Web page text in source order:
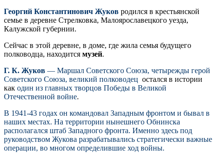
Георгий Константинович Жуков родился в крестьянской
семье в деревне Стрелковка, Малоярославецкого уезда,
Калужской губернии.
Сейчас в этой деревне, в доме, где жила семья будущего
полководца, находится музей.
Г. К. Жуков — Маршал Советского Союза, четырежды герой
Советского Союза, великий полководец остался в истории
как один из главных творцов Победы в Великой
Отечественной войне.
В 1941-43 годах он командовал Западным фронтом и бывал в
наших местах. На территории нынешнего Обнинска
располагался штаб Западного фронта. Именно здесь под
руководством Жукова разрабатывались стратегически важные
операции, во многом определившие ход войны.